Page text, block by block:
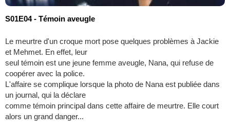
S01E04 - Témoin aveugle
Le meurtre d'un croque mort pose quelques problèmes à Jackie
et Mehmet. En effet, leur
seul témoin est une jeune femme aveugle, Nana, qui refuse de
coopérer avec la police.
L'affaire se complique lorsque la photo de Nana est publiée dans
un journal, qui la déclare
comme témoin principal dans cette affaire de meurtre. Elle court
alors un grand danger...